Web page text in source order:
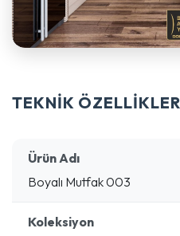
TEKNİK ÖZELLİKLER
Ürün Adı
Boyalı Mutfak 003
Koleksiyon